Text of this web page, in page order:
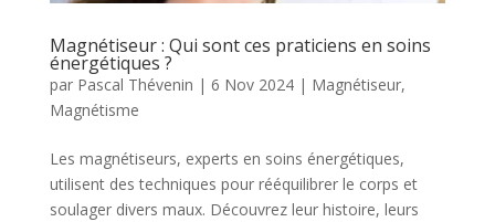
Magnétiseur : Qui sont ces praticiens en soins
énergétiques ?
par Pascal Thévenin | 6 Nov 2024| Magnétiseur,
Magnétisme
Les magnétiseurs, experts en soins énergétiques,
utilisent des techniques pour rééquilibrer le corps et
soulager divers maux. Découvrez leur histoire, leurs